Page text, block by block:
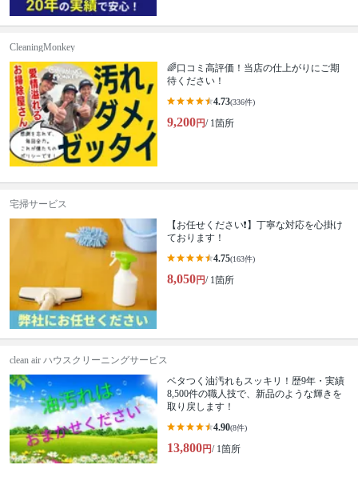
CleaningMonkey
🌈口コミ高評価！当店の仕上がりにご期
待ください！
4.73(336件)
9,200円/ 1箇所
宅掃サービス
【お任せください❗️】丁寧な対応を心掛け
ております！
4.75(163件)
8,050円/ 1箇所
clean air ハウスクリーニングサービス
ベタつく油汚れもスッキリ！歴9年・実績
8,500件の職人技で、新品のような輝きを
取り戻します！
4.90(8件)
13,800円/ 1箇所